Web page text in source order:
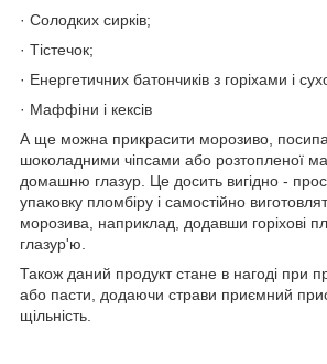
· Солодких сирків;
· Тістечок;
· Енергетичних батончиків з горіхами і
· Маффіни і кексів
А ще можна прикрасити морозиво,
шоколадними чіпсами або розтопленої
домашню глазур. Це досить вигідно -
упаковку пломбіру і самостійно
морозива, наприклад, додавши горіхові
глазур'ю.
Також даний продукт стане в нагоді при
або пасти, додаючи страви приємний
щільність.